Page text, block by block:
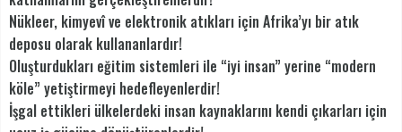
Nükleer, kimyevî ve elektronik atıkları için Afrika’yı bir atık
deposu olarak kullananlardır!
Oluşturdukları eğitim sistemleri ile “iyi insan” yerine “modern
köle” yetiştirmeyi hedefleyenlerdir!
İşgal ettikleri ülkelerdeki insan kaynaklarını kendi çıkarları için